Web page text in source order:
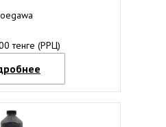
тенге (РРЦ)